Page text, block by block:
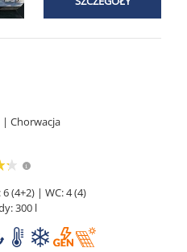
| Chorwacja
(4+2) | WC: 4 (4)
300 l